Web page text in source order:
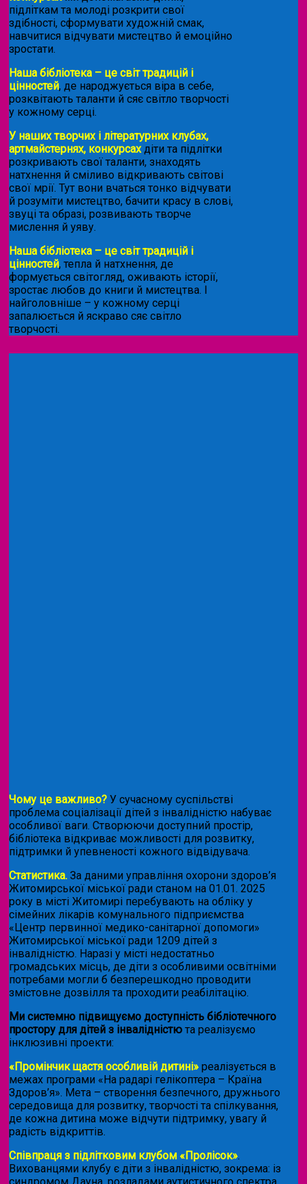
підліткам та молоді розкрити свої
здібності, сформувати художній смак,
навчитися відчувати мистецтво й емоційно
зростати.
Наша бібліотека – це світ традицій і
цінностей, де народжується віра в себе,
розквітають таланти й сяє світло творчості
у кожному серці.
У наших творчих і літературних клубах,
артмайстернях, конкурсахдіти та підлітки
розкривають свої таланти, знаходять
натхнення й сміливо відкривають світові
свої мрії. Тут вони вчаться тонко відчувати
й розуміти мистецтво, бачити красу в слові,
звуці та образі, розвивають творче
мислення й уяву.
Наша бібліотека – це світ традицій і
цінностей, тепла й натхнення, де
формується світогляд, оживають історії,
зростає любов до книги й мистецтва. І
найголовніше – у кожному серці
запалюється й яскраво сяє світло
творчості.
Чому це важливо? У сучасному суспільстві
проблема соціалізації дітей з інвалідністю набуває
особливої ваги. Створюючи доступний простір,
бібліотека відкриває можливості для розвитку,
підтримки й упевненості кожного відвідувача.
Статистика. За даними управління охорони здоров’я
Житомирської міської ради станом на 01.01. 2025
року в місті Житомирі перебувають на обліку у
сімейних лікарів комунального підприємства
«Центр первинної медико-санітарної допомоги»
Житомирської міської ради 1209 дітей з
інвалідністю. Наразі у місті недостатньо
громадських місць, де діти з особливими освітніми
потребами могли б безперешкодно проводити
змістовне дозвілля та проходити реабілітацію.
Ми системно підвищуємо доступність бібліотечного
простору для дітей з інвалідністю та реалізуємо
інклюзивні проекти:
«Промінчик щастя особливій дитині» реалізується в
межах програми «На радарі гелікоптера – Країна
Здоров’я». Мета – створення безпечного, дружнього
середовища для розвитку, творчості та спілкування,
де кожна дитина може відчути підтримку, увагу й
радість відкриттів.
Співпраця з підлітковим клубом «Пролісок».
Вихованцями клубу є діти з інвалідністю, зокрема: із